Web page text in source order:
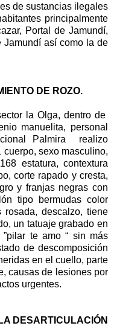
de sustancias ilegales
principalmente
Portal de Jamundí,
Jamundí así como la de
DE ROZO.
la Olga, dentro de
manuelita, personal
Palmira realizo
sexo masculino,
estatura, contextura
corte rapado y cresta,
y franjas negras con
tipo bermudas color
descalzo, tiene
un tatuaje grabado en
te amo “ sin más
de descomposición
en el cuello, parte
causas de lesiones por
urgentes.
DESARTICULACIÓN